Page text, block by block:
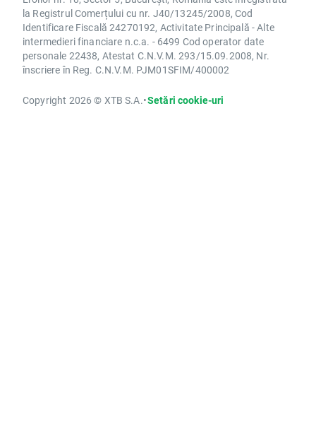
la Registrul Comerțului cu nr. J40/13245/2008, Cod
Identificare Fiscală 24270192, Activitate Principală - Alte
intermedieri financiare n.c.a. - 6499 Cod operator date
personale 22438, Atestat C.N.V.M. 293/15.09.2008, Nr.
înscriere în Reg. C.N.V.M. PJM01SFIM/400002
Copyright 2026 © XTB S.A.•Setări cookie-uri